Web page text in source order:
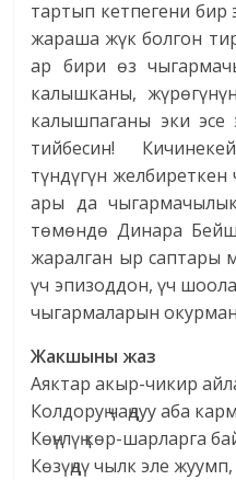
тартып кетпегени бир
жараша жүк болгон
ар бири өз
калышканы,
калышпаганы эки эсе
тийбесин!
түндүгүн
ары да
төмөндө Динара
жаралган ыр саптары
үч эпизоддон, үч
чыгармаларын
Жакшыны жаз
Аяктар акыр-чикир
Колдоруң чаңдуу аба
Көңүлүң көр-шарларга
Көзүңдү чылк эле жуумп,